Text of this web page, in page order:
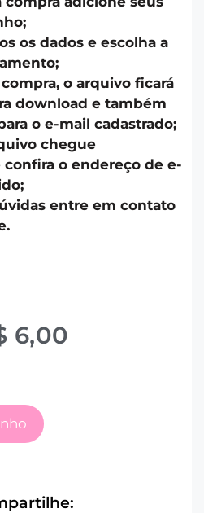
os dados e escolha a
o arquivo ficará
download e também
o e-mail cadastrado;
chegue
o endereço de e-
entre em contato
6,00